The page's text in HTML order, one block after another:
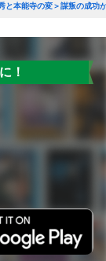
と本能寺の変＞謀叛の成功
！